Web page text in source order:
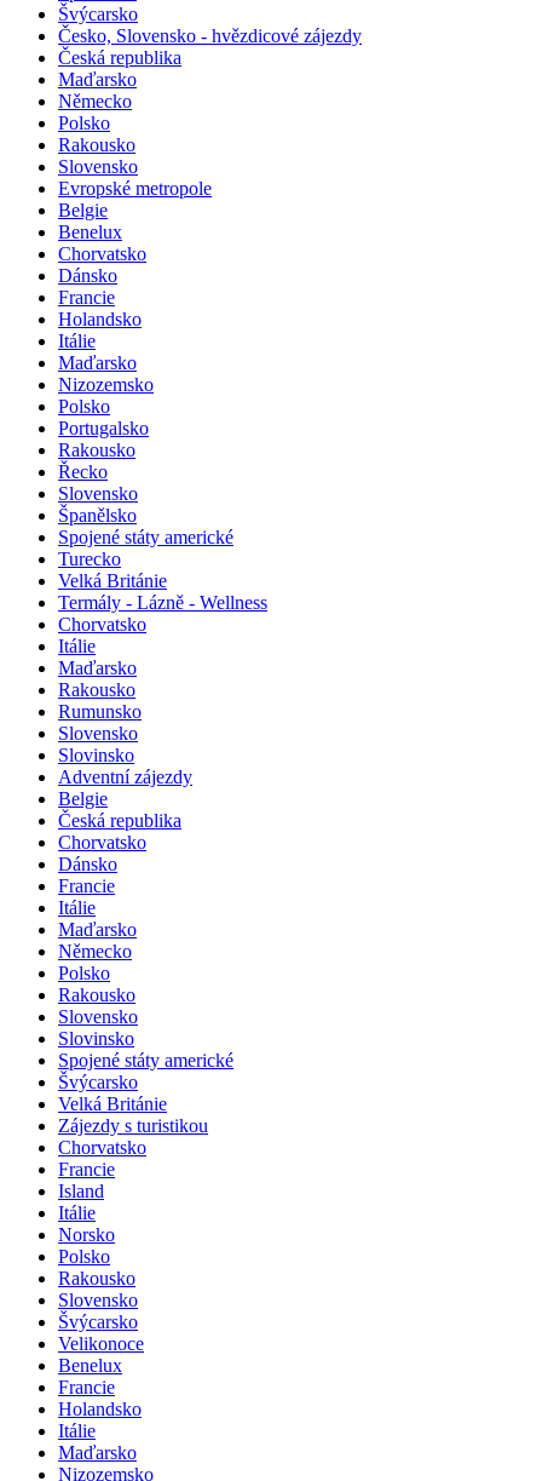
Švýcarsko
Česko, Slovensko - hvězdicové zájezdy
Česká republika
Maďarsko
Německo
Polsko
Rakousko
Slovensko
Evropské metropole
Belgie
Benelux
Chorvatsko
Dánsko
Francie
Holandsko
Itálie
Maďarsko
Nizozemsko
Polsko
Portugalsko
Rakousko
Řecko
Slovensko
Španělsko
Spojené státy americké
Turecko
Velká Británie
Termály - Lázně - Wellness
Chorvatsko
Itálie
Maďarsko
Rakousko
Rumunsko
Slovensko
Slovinsko
Adventní zájezdy
Belgie
Česká republika
Chorvatsko
Dánsko
Francie
Itálie
Maďarsko
Německo
Polsko
Rakousko
Slovensko
Slovinsko
Spojené státy americké
Švýcarsko
Velká Británie
Zájezdy s turistikou
Chorvatsko
Francie
Island
Itálie
Norsko
Polsko
Rakousko
Slovensko
Švýcarsko
Velikonoce
Benelux
Francie
Holandsko
Itálie
Maďarsko
Nizozemsko